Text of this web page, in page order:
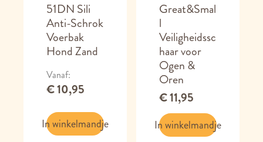
51DN Sili
Anti-Schrok
Voerbak
Hond Zand
Vanaf
€ 10,95
In winkelmandje
Great&Smal
l
Veiligheidssc
haar voor
Ogen &
Oren
€ 11,95
In winkelmandje